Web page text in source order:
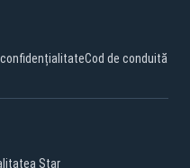
Cod de conduită
Star